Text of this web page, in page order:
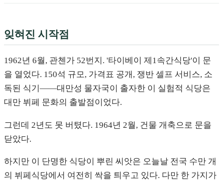
잊혀진 시작점
1962년 6월, 관첸가 52번지. '타이베이 제1속간식당'이 문
을 열었다. 150석 규모, 가격표 공개, 쟁반 셀프 서비스, 소
독된 식기——대만성 물자국이 출자한 이 실험적 식당은
대만 뷔페 문화의 출발점이었다.
그런데 2년도 못 버텼다. 1964년 2월, 건물 개축으로 문을
닫았다.
하지만 이 단명한 식당이 뿌린 씨앗은 오늘날 전국 수만 개
의 뷔페식당에서 여전히 싹을 틔우고 있다. 다만 한 가지가